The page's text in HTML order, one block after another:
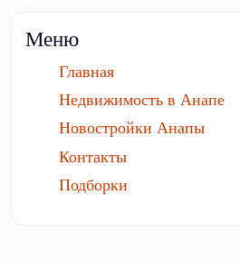
Меню
Главная
Недвижимость в Анапе
Новостройки Анапы
Контакты
Подборки